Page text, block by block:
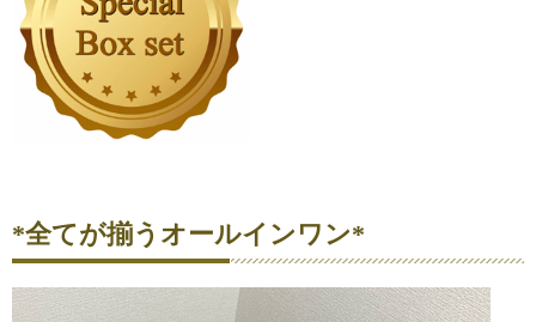
*全てが揃うオールインワン*